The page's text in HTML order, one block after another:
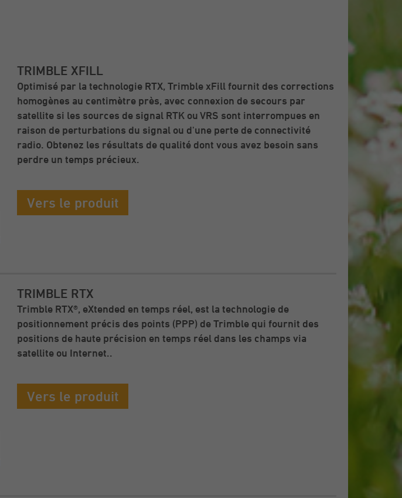
TRIMBLE XFILL
Optimisé par la technologie RTX, Trimble xFill fournit des corrections
homogènes au centimètre près, avec connexion de secours par
satellite si les sources de signal RTK ou VRS sont interrompues en
raison de perturbations du signal ou d'une perte de connectivité
radio. Obtenez les résultats de qualité dont vous avez besoin sans
perdre un temps précieux.
Vers le produit
TRIMBLE RTX
Trimble RTX®, eXtended en temps réel, est la technologie de
positionnement précis des points (PPP) de Trimble qui fournit des
positions de haute précision en temps réel dans les champs via
satellite ou Internet..
Vers le produit